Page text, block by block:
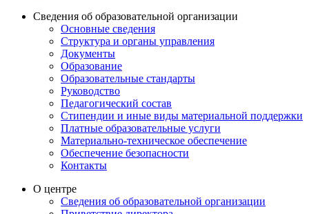
Сведения об образовательной организации
Основные сведения
Структура и органы управления
Документы
Образование
Образовательные стандарты
Руководство
Педагогический состав
Стипендии и иные виды материальной поддержки
Платные образовательные услуги
Материально-техническое обеспечение
Обеспечение безопасности
Контакты
О центре
Сведения об образовательной организации